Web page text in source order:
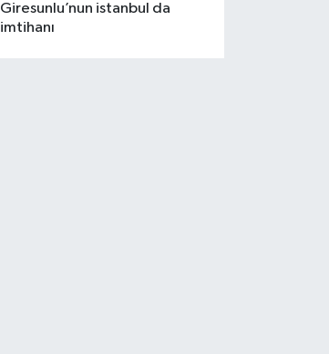
Giresunlu’nun istanbul da
imtihanı